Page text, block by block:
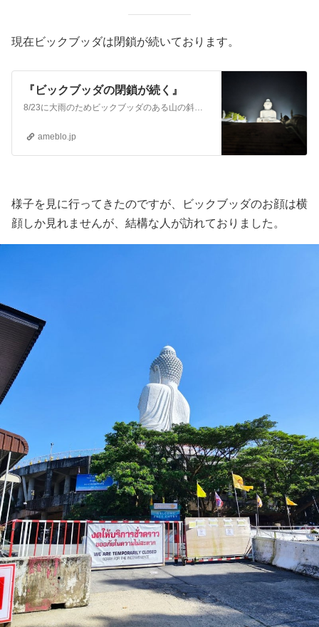
現在ビックブッダは閉鎖が続いております。
『ビックブッダの閉鎖が続く』
8/23に大雨のためビックブッダのある山の斜面で地滑りがあり、13人の方が亡くなる事故がありました。 当初、1週間と言われていたビックブッダの閉鎖がもうすぐ1…
ameblo.jp
様子を見に行ってきたのですが、ビックブッダのお顔は横
顔しか見れませんが、結構な人が訪れておりました。